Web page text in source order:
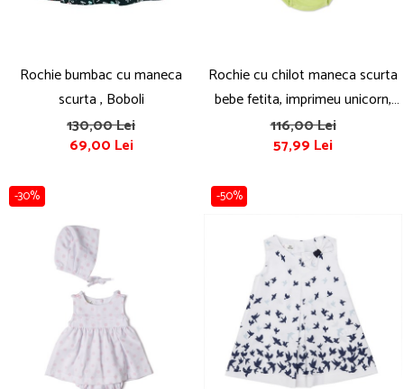
Rochie bumbac cu maneca
scurta , Boboli
130,00 Lei
69,00 Lei
Rochie cu chilot maneca scurta
bebe fetita, imprimeu unicorn,
fistic,Babybol
116,00 Lei
57,99 Lei
-30% -50%